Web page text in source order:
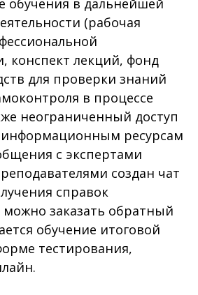
(рабочая
конспект лекций, фонд
для проверки знаний
в процессе
неограниченный доступ
ресурсам
с экспертами
создан чат
справок
можно заказать обратный
обучение итоговой
тестирования,